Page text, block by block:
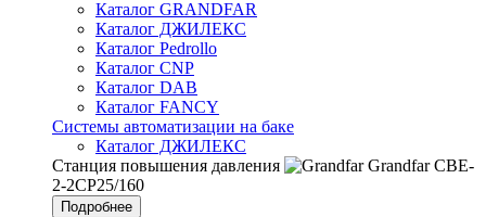
Каталог GRANDFAR
Каталог ДЖИЛЕКС
Каталог Pedrollo
Каталог CNP
Каталог DAB
Каталог FANCY
Системы автоматизации на баке
Каталог ДЖИЛЕКС
Станция повышения давления
Grandfar CBE-
2-2CP25/160
Подробнее